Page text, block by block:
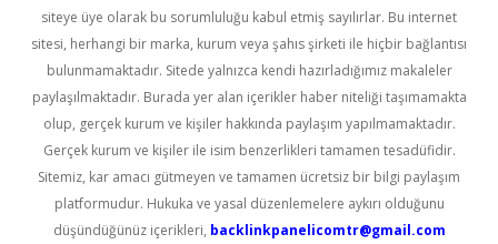
siteye üye olarak bu sorumluluğu kabul etmiş sayılırlar. Bu internet
sitesi, herhangi bir marka, kurum veya şahıs şirketi ile hiçbir bağlantısı
bulunmamaktadır. Sitede yalnızca kendi hazırladığımız makaleler
paylaşılmaktadır. Burada yer alan içerikler haber niteliği taşımamakta
olup, gerçek kurum ve kişiler hakkında paylaşım yapılmamaktadır.
Gerçek kurum ve kişiler ile isim benzerlikleri tamamen tesadüfidir.
Sitemiz, kar amacı gütmeyen ve tamamen ücretsiz bir bilgi paylaşım
platformudur. Hukuka ve yasal düzenlemelere aykırı olduğunu
düşündüğünüz içerikleri, backlinkpanelicomtr@gmail.com